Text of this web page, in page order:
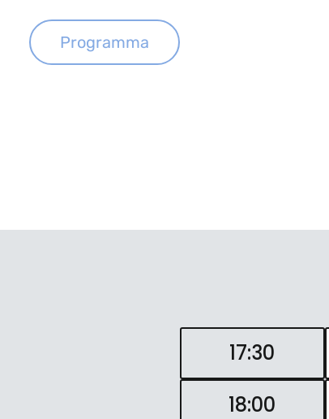
Programma
17:30
18:00